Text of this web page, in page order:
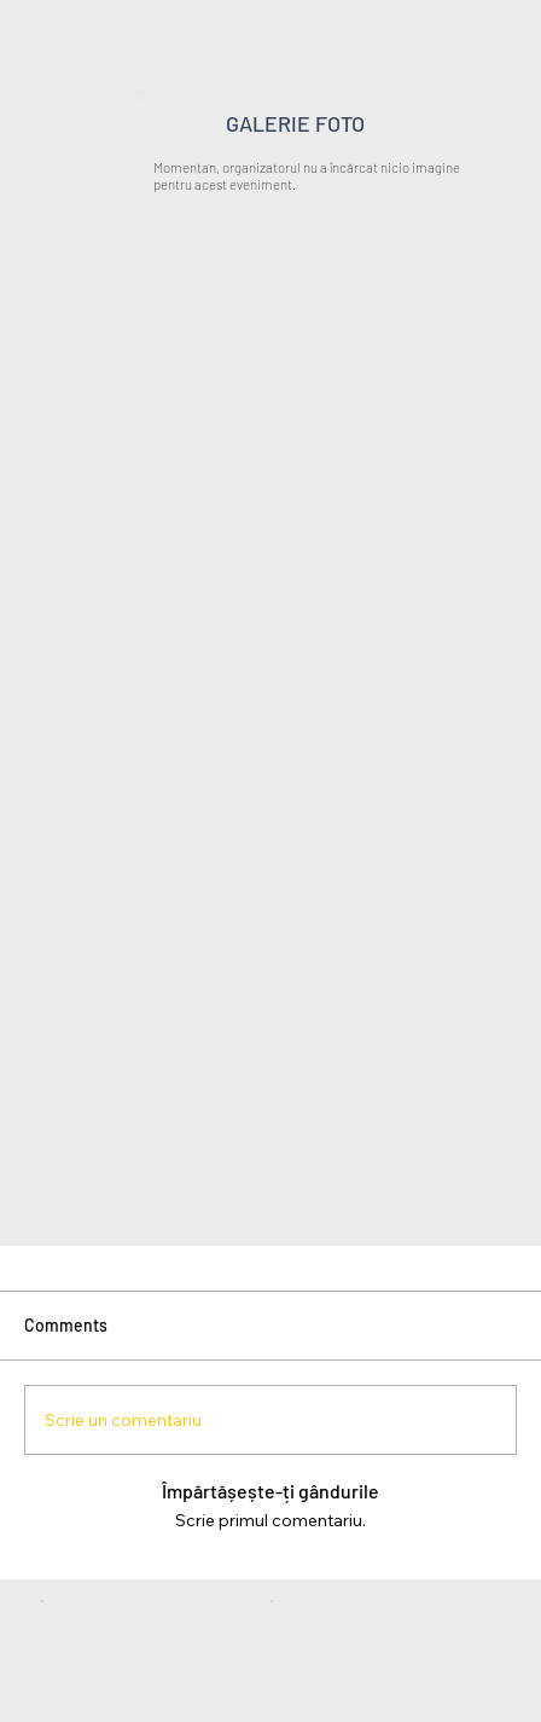
GALERIE FOTO
Momentan, organizatorul nu a încărcat nicio imagine
pentru acest eveniment.
Comments
Scrie un comentariu
Împărtășește-ți gândurile
Scrie primul comentariu.